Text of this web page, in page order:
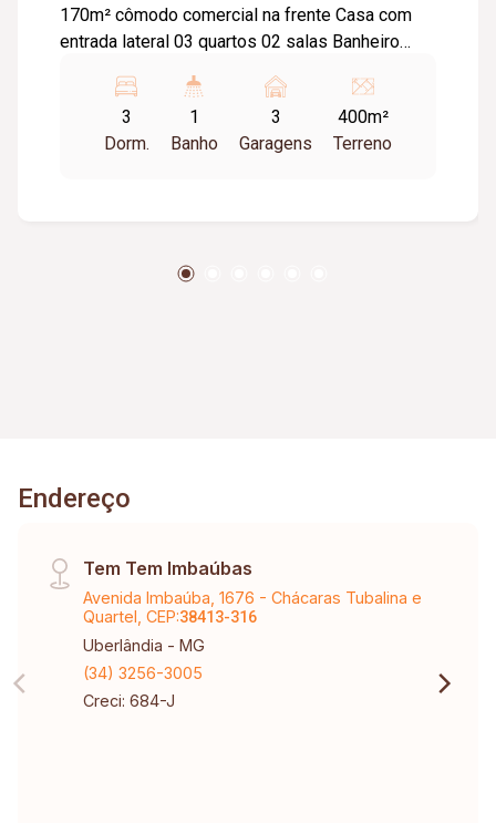
170m² cômodo comercial na frente Casa com
entrada lateral 03 quartos 02 salas Banheiro
com cozinha, banheiro 2 quartos
3
Dorm.
1
Banho
3
Garagens
400m²
Terreno
Endereço
Tem Tem Imbaúbas
Avenida Imbaúba, 1676 - Chácaras Tubalina e
Quartel, CEP:38413-316
Uberlândia - MG
(34) 3256-3005
Creci: 684-J